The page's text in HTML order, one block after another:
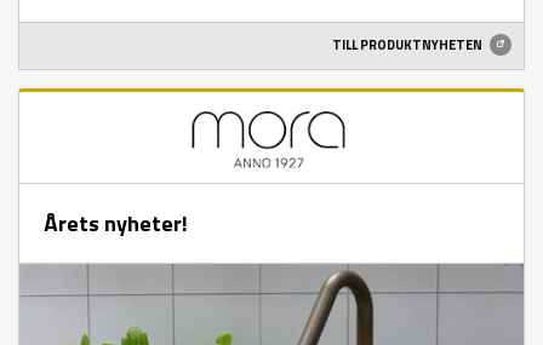
TILL PRODUKTNYHETEN
Årets nyheter!